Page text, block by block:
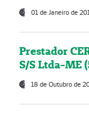
01 de Janeiro de
Prestador
S/S Ltda-ME
18 de Outubro de